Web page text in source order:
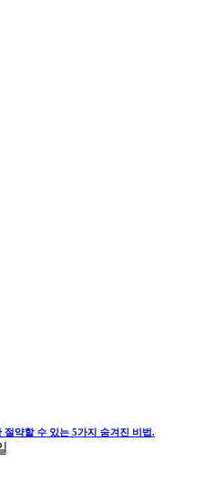
약할 수 있는 5가지 숨겨진 비법.